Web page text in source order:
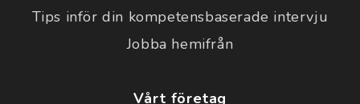
Tips inför din kompetensbaserade intervju
Jobba hemifrån
Vårt företag